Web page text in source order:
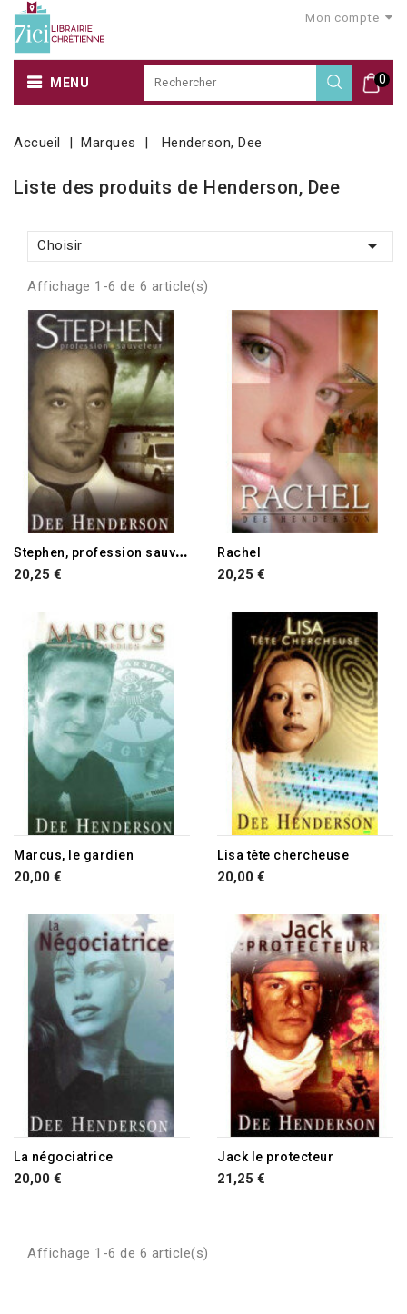
Mon compte
0
MENU
Accueil Marques Henderson, Dee
Liste des produits de Henderson, Dee
Choisir 
Affichage 1-6 de 6 article(s)
S
tephen, profession sauveteur
20,25 €
Rachel
20,25 €
Marcus, le gardien
20,00 €
Lisa tête chercheuse
20,00 €
RUPTURE DE STOCK
La négociatrice
20,00 €
Jack le protecteur
21,25 €
Affichage 1-6 de 6 article(s)